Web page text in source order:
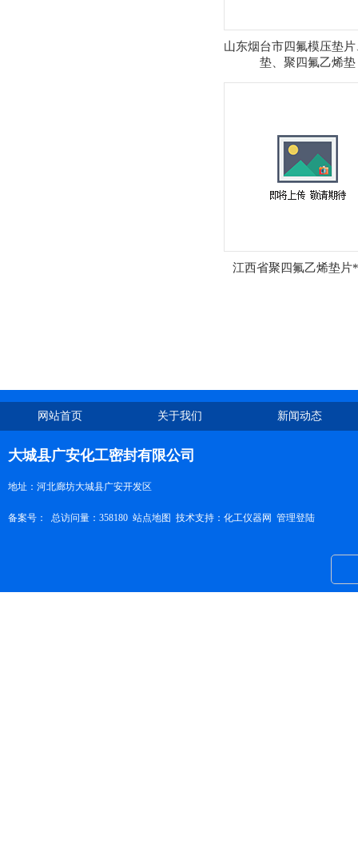
山东烟台市四氟模压垫
垫、聚四氟乙烯垫
江西省聚四氟乙烯垫片
网站首页 关于我们 新闻动态
大城县广安化工密封有限公司
地址：河北廊坊大城县广安开发区
备案号： 总访问量：358180 站点地图 技术支持： 化工仪器网 管理登陆